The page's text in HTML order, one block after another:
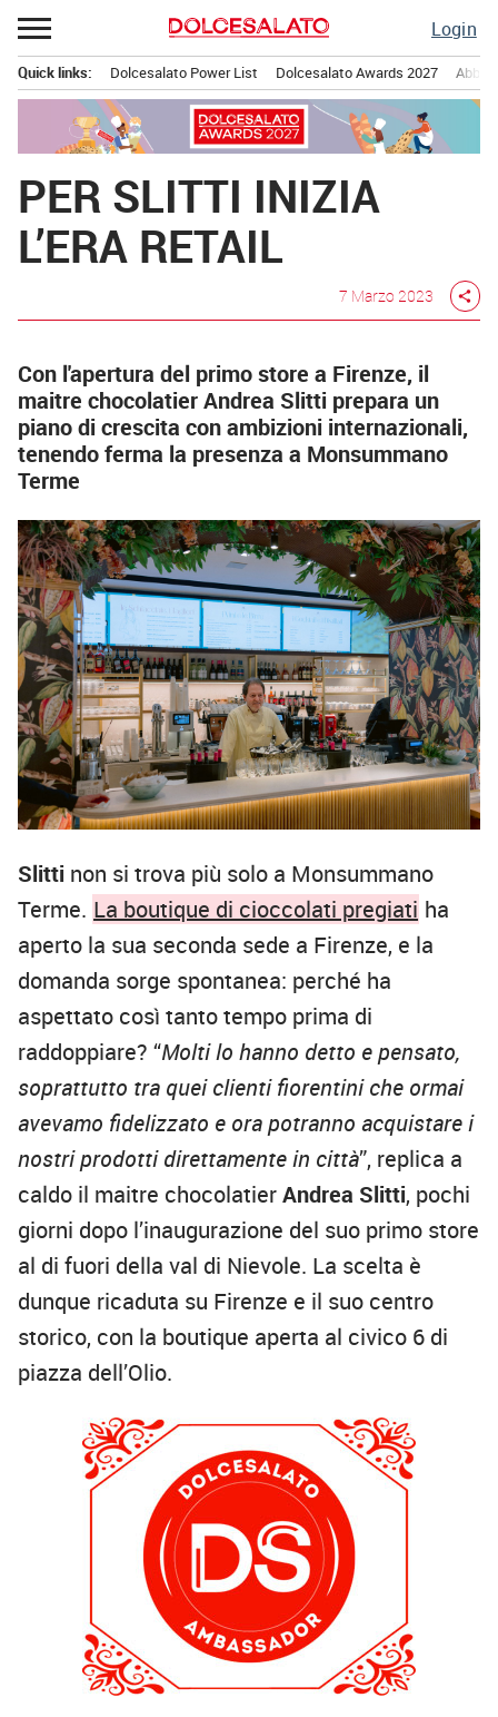
Passa
al
contenuto
Login
principale
Quick links: Dolcesalato Power List Dolcesalato Awards 2027
PER SLITTI INIZIA
L’ERA RETAIL
7 Marzo 2023 share
Con l'apertura del primo store a Firenze, il
maitre chocolatier Andrea Slitti prepara un
piano di crescita con ambizioni internazionali,
tenendo ferma la presenza a Monsummano
Terme
Slitti non si trova più solo a Monsummano
Terme. La boutique di cioccolati pregiati ha
aperto la sua seconda sede a Firenze, e la
domanda sorge spontanea: perché ha
aspettato così tanto tempo prima di
raddoppiare? “Molti lo hanno detto e pensato,
soprattutto tra quei clienti fiorentini che ormai
avevamo fidelizzato e ora potranno acquistare i
nostri prodotti direttamente in città”, replica a
caldo il maitre chocolatierAndrea Slitti, pochi
giorni dopo l’inaugurazione del suo primo store
al di fuori della val di Nievole. La scelta è
dunque ricaduta su Firenze e il suo centro
storico, con la boutique aperta al civico 6 di
piazza dell’Olio.